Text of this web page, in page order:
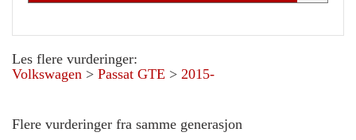
Les flere vurderinger:
Volkswagen > Passat GTE > 2015-
Flere vurderinger fra samme generasjon